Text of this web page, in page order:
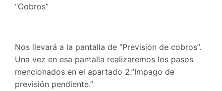
“Cobros”
Nos llevará a la pantalla de “Previsión de cobros”.
Una vez en esa pantalla realizaremos los pasos
mencionados en el apartado 2.”Impago de
previsión pendiente.”